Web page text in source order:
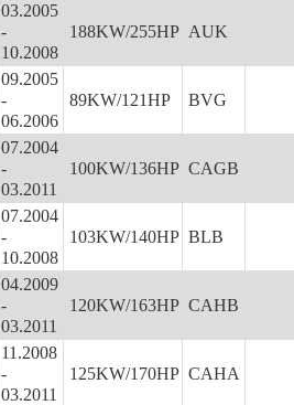
03.2005
-
10.2008
188KW/255HP AUK
09.2005
-
06.2006
89KW/121HP BVG
07.2004
-
03.2011
100KW/136HP CAGB
07.2004
-
10.2008
103KW/140HP BLB
04.2009
-
03.2011
120KW/163HP CAHB
11.2008
-
03.2011
125KW/170HP CAHA